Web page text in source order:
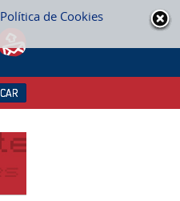
Política de Cookies